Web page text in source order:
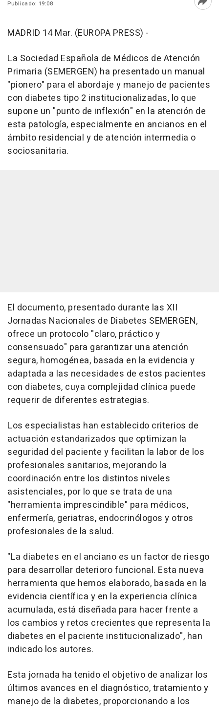
Publicado: 19:08
MADRID 14 Mar. (EUROPA PRESS) -
La Sociedad Española de Médicos de Atención
Primaria (SEMERGEN) ha presentado un manual
"pionero" para el abordaje y manejo de pacientes
con diabetes tipo 2 institucionalizadas, lo que
supone un "punto de inflexión" en la atención de
esta patología, especialmente en ancianos en el
ámbito residencial y de atención intermedia o
sociosanitaria.
El documento, presentado durante las XII
Jornadas Nacionales de Diabetes SEMERGEN,
ofrece un protocolo "claro, práctico y
consensuado" para garantizar una atención
segura, homogénea, basada en la evidencia y
adaptada a las necesidades de estos pacientes
con diabetes, cuya complejidad clínica puede
requerir de diferentes estrategias.
Los especialistas han establecido criterios de
actuación estandarizados que optimizan la
seguridad del paciente y facilitan la labor de los
profesionales sanitarios, mejorando la
coordinación entre los distintos niveles
asistenciales, por lo que se trata de una
"herramienta imprescindible" para médicos,
enfermería, geriatras, endocrinólogos y otros
profesionales de la salud.
"La diabetes en el anciano es un factor de riesgo
para desarrollar deterioro funcional. Esta nueva
herramienta que hemos elaborado, basada en la
evidencia científica y en la experiencia clínica
acumulada, está diseñada para hacer frente a
los cambios y retos crecientes que representa la
diabetes en el paciente institucionalizado", han
indicado los autores.
Esta jornada ha tenido el objetivo de analizar los
últimos avances en el diagnóstico, tratamiento y
manejo de la diabetes, proporcionando a los